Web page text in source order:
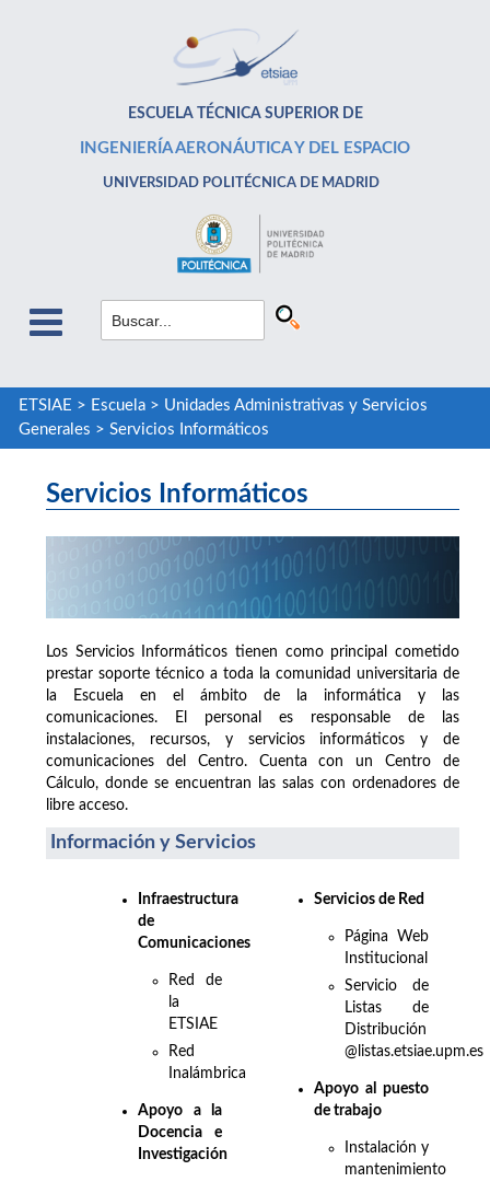
ESCUELA TÉCNICA SUPERIOR DE
INGENIERÍA AERONÁUTICA Y DEL ESPACIO
UNIVERSIDAD POLITÉCNICA DE MADRID
ETSIAE > Escuela> Unidades Administrativas y Servicios
Generales > Servicios Informáticos
Servicios Informáticos
Los Servicios Informáticos tienen como principal cometido
prestar soporte técnico a toda la comunidad universitaria de
la Escuela en el ámbito de la informática y las
comunicaciones. El personal es responsable de las
instalaciones, recursos, y servicios informáticos y de
comunicaciones del Centro. Cuenta con un Centro de
Cálculo, donde se encuentran las salas con ordenadores de
libre acceso.
Información y Servicios
Infraestructura
de
Comunicaciones
Red de
la
ETSIAE
Red
Inalámbrica
Apoyo a la
Docencia e
Investigación
Servicios de Red
Página Web
Institucional
Servicio de
Listas de
Distribución
@listas.etsiae.upm.es
Apoyo al puesto
de trabajo
Instalación y
mantenimiento